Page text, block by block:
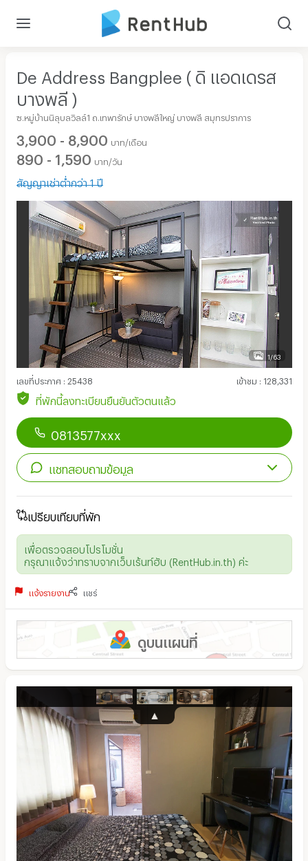
De Address Bangplee ( ดิ เเอดเดรส
บางพลี )
ซ.หมู่บ้านนิลุบลวิลล์1 ถ.เทพารักษ์ บางพลีใหญ่ บางพลี สมุทรปราการ
3,900 - 8,900 บาท/เดือน
890 - 1,590 บาท/วัน
สัญญาเช่าต่ำกว่า 1 ปี
1/63
เลขที่ประกาศ : 25438 เข้าชม : 128,331
ที่พักนี้ลงทะเบียนยืนยันตัวตนแล้ว
0813577xxx
แชทสอบถามข้อมูล
เปรียบเทียบที่พัก
เพื่อตรวจสอบโปรโมชั่น
กรุณาแจ้งว่าทราบจากเว็บเร้นท์ฮับ (RentHub.in.th) ค่ะ
แจ้งรายงาน แชร์
ดูบนแผนที่